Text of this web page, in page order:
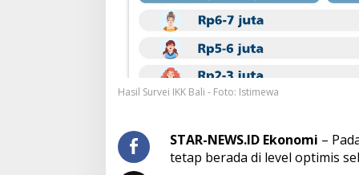
e
n
a
i
M
2
0
2
Hasil Survei IKK Bali - Foto: Istimewa
STAR-NEWS.ID Ekonomi –
tetap berada di level optimis